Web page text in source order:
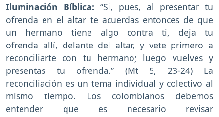
Iluminación Bíblica: “Si, pues, al presentar tu
ofrenda en el altar te acuerdas entonces de que
un hermano tiene algo contra ti, deja tu
ofrenda allí, delante del altar, y vete primero a
reconciliarte con tu hermano; luego vuelves y
presentas tu ofrenda.” (Mt 5, 23-24) La
reconciliación es un tema individual y colectivo al
mismo tiempo. Los colombianos debemos
entender que es necesario revisar